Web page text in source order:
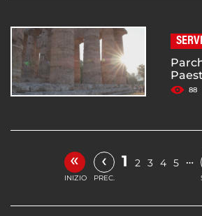
88
«
INIZIO
‹
PREC.
1 2 3 4 5 …